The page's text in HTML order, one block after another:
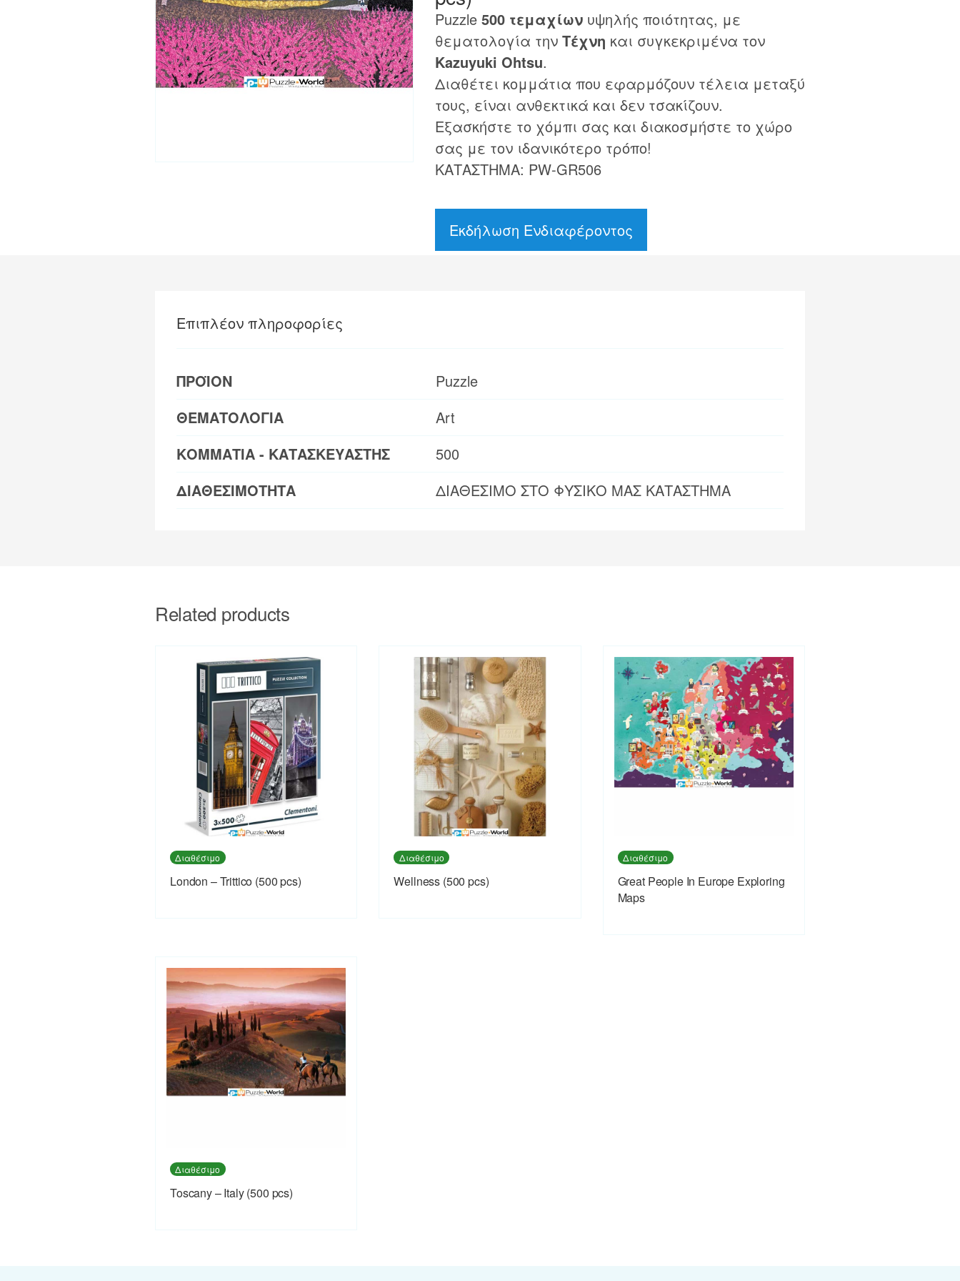
Puzzle 500 τεμαχίωνυψηλής ποιότητας, με
θεματολογία την Τέχνη και συγκεκριμένα τον
Kazuyuki Ohtsu.
Διαθέτει κομμάτια που εφαρμόζουν τέλεια μεταξύ
τους, είναι ανθεκτικά και δεν τσακίζουν.
Εξασκήστε το χόμπι σας και διακοσμήστε το χώρο
σας με τον ιδανικότερο τρόπο!
ΚΑΤΑΣΤΗΜΑ: PW-GR506
Εκδήλωση Ενδιαφέροντος
Επιπλέον πληροφορίες
ΠΡΟΪΟΝ
Puzzle
ΘΕΜΑΤΟΛΟΓΙΑ
Art
ΚΟΜΜΑΤΙΑ - ΚΑΤΑΣΚΕΥΑΣΤΗΣ
500
ΔΙΑΘΕΣΙΜΟΤΗΤΑ
ΔΙΑΘΕΣΙΜΟ ΣΤΟ ΦΥΣΙΚΟ ΜΑΣ ΚΑΤΑΣΤΗΜΑ
Related products
Διαθέσιμο
London – Trittico (500 pcs)
Διαθέσιμο
Wellness (500 pcs)
Διαθέσιμο
Great People In Europe Exploring
Maps
Διαθέσιμο
Toscany – Italy (500 pcs)